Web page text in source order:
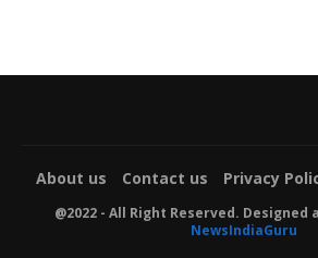
About us Contact us Privacy
@2022 - All Right Reserved. Designed
NewsIndiaGuru